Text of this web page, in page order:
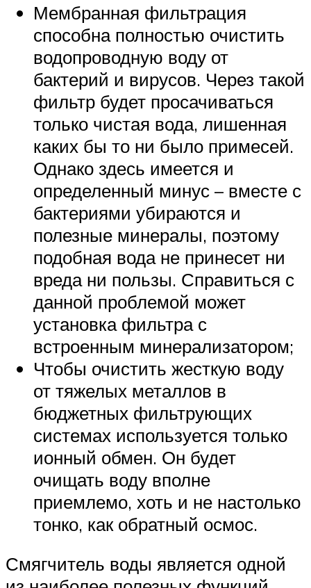
Мембранная фильтрация
способна полностью очистить
водопроводную воду от
бактерий и вирусов. Через такой
фильтр будет просачиваться
только чистая вода, лишенная
каких бы то ни было примесей.
Однако здесь имеется и
определенный минус – вместе с
бактериями убираются и
полезные минералы, поэтому
подобная вода не принесет ни
вреда ни пользы. Справиться с
данной проблемой может
установка фильтра с
встроенным минерализатором;
Чтобы очистить жесткую воду
от тяжелых металлов в
бюджетных фильтрующих
системах используется только
ионный обмен. Он будет
очищать воду вполне
приемлемо, хоть и не настолько
тонко, как обратный осмос.
Смягчитель воды является одной